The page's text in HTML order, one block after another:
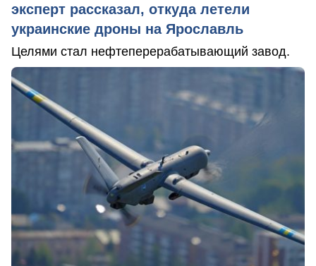
эксперт рассказал, откуда летели
украинские дроны на Ярославль
Целями стал нефтеперерабатывающий завод.